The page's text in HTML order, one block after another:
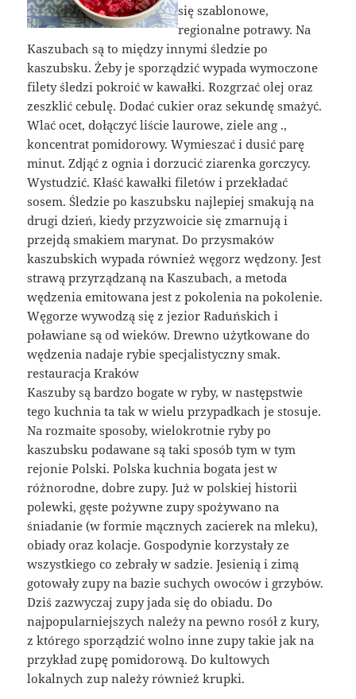
się szablonowe,
regionalne potrawy. Na
Kaszubach są to między innymi śledzie po
kaszubsku. Żeby je sporządzić wypada wymoczone
filety śledzi pokroić w kawałki. Rozgrzać olej oraz
zeszklić cebulę. Dodać cukier oraz sekundę smażyć.
Wlać ocet, dołączyć liście laurowe, ziele ang .,
koncentrat pomidorowy. Wymieszać i dusić parę
minut. Zdjąć z ognia i dorzucić ziarenka gorczycy.
Wystudzić. Kłaść kawałki filetów i przekładać
sosem. Śledzie po kaszubsku najlepiej smakują na
drugi dzień, kiedy przyzwoicie się zmarnują i
przejdą smakiem marynat. Do przysmaków
kaszubskich wypada również węgorz wędzony. Jest
strawą przyrządzaną na Kaszubach, a metoda
wędzenia emitowana jest z pokolenia na pokolenie.
Węgorze wywodzą się z jezior Raduńskich i
poławiane są od wieków. Drewno użytkowane do
wędzenia nadaje rybie specjalistyczny smak.
restauracja Kraków
Kaszuby są bardzo bogate w ryby, w następstwie
tego kuchnia ta tak w wielu przypadkach je stosuje.
Na rozmaite sposoby, wielokrotnie ryby po
kaszubsku podawane są taki sposób tym w tym
rejonie Polski. Polska kuchnia bogata jest w
różnorodne, dobre zupy. Już w polskiej historii
polewki, gęste pożywne zupy spożywano na
śniadanie (w formie mącznych zacierek na mleku),
obiady oraz kolacje. Gospodynie korzystały ze
wszystkiego co zebrały w sadzie. Jesienią i zimą
gotowały zupy na bazie suchych owoców i grzybów.
Dziś zazwyczaj zupy jada się do obiadu. Do
najpopularniejszych należy na pewno rosół z kury,
z którego sporządzić wolno inne zupy takie jak na
przykład zupę pomidorową. Do kultowych
lokalnych zup należy również krupki.